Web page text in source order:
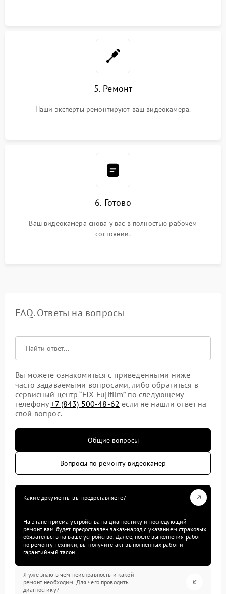
5. Ремонт
Наши эксперты ремонтируют ваш видеокамера.
6. Готово
Ваш видеокамера снова у вас в полностью рабочем
состоянии.
FAQ. Ответы на вопросы
Вы можете ознакомиться с приведенными ниже
часто задаваемыми вопросами, либо обратиться в
сервисный центр “FIX-Fujifilm” по следующему
телефону+7 (843) 500-48-62 если не нашли ответ на
свой вопрос.
Общие вопросы
Вопросы по ремонту видеокамер
Какие документы вы предоставляете?
На этапе приема устройства на диагностику и последующий
ремонт вам будет предоставлен заказ-наряд с указанием страховых
обязательств на ваше устройство. Далее, после выполнения работ
по ремонту техники, вы получите акт выполненных работ и
гарантийный талон.
Я уже знаю в чем неисправность и какой
ремонт необходим. Для чего проводить
диагностику?